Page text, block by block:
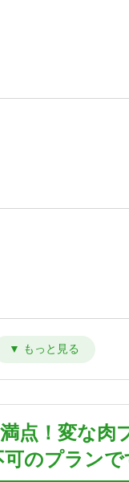
点！変な肉
のプランで